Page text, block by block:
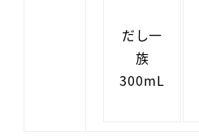
だし一
族
300mL